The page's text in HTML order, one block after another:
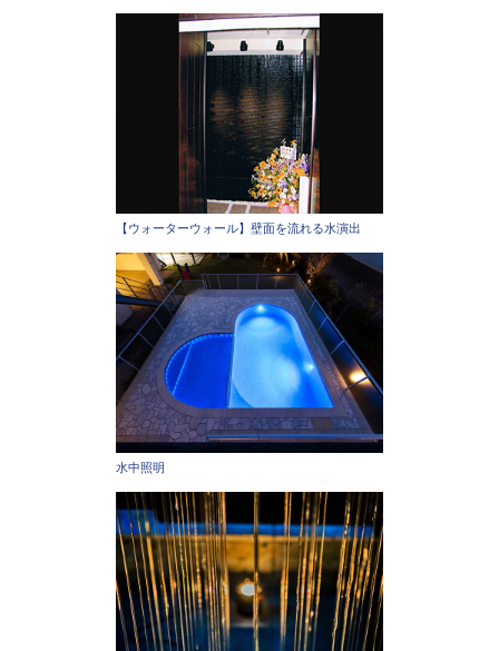
【ウォーターウォール】壁面を流れる水演出
水中照明